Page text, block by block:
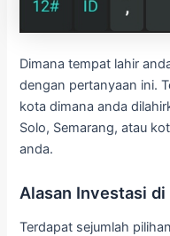
Dimana tempat lahir
dengan pertanyaan ini.
kota dimana anda
Solo, Semarang, atau
anda.
Alasan Investasi di
Terdapat sejumlah